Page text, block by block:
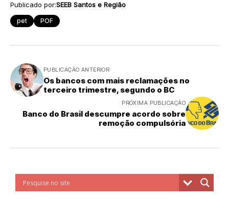
Publicado por:SEEB Santos e Região
pet POF
PUBLICAÇÃO ANTERIOR
Os bancos com mais reclamações no
terceiro trimestre, segundo o BC
PRÓXIMA PUBLICAÇÃO
Banco do Brasil descumpre acordo sobre
remoção compulsória